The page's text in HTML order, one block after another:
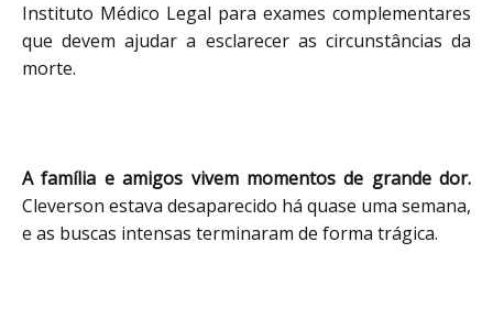
Instituto Médico Legal para exames complementares
que devem ajudar a esclarecer as circunstâncias da
morte.
A família e amigos vivem momentos de grande dor.
Cleverson estava desaparecido há quase uma semana,
e as buscas intensas terminaram de forma trágica.